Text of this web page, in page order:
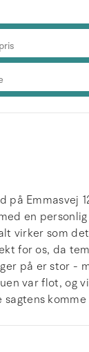
på
en
virker som
for os, da
på er stor -
var flot, og